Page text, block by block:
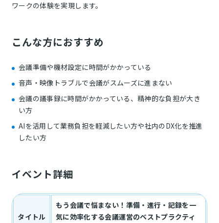
ワークの体験を実現します。
こんな方におすすめ
会議準備や機材設定に時間がかかっている
音声・映像トラブルで会議がスムーズに進まない
会議の議事録に時間がかかっている、精神的な負担が大き
い方​
AIを活用して業務負担を軽減したい方や社内のDX化を推進
したい方
イベント詳細
タイトル
もう会議で悩まない！準備・進行・記録を一
気に効率化する会議運営のベストプラクティ